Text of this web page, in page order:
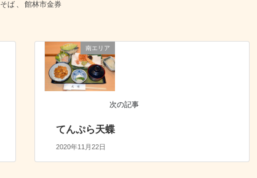
ば 館林市金券
南エリア
次の記事
てんぷら天蝶
2020年11月22日